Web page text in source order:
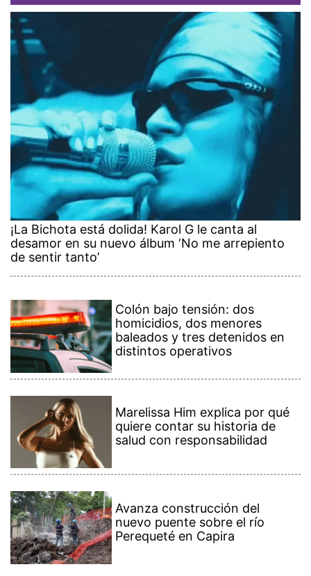
¡La Bichota está dolida! Karol G le canta al
desamor en su nuevo álbum ‘No me arrepiento
de sentir tanto’
Colón bajo tensión: dos
homicidios, dos menores
baleados y tres detenidos en
distintos operativos
Marelissa Him explica por qué
quiere contar su historia de
salud con responsabilidad
Avanza construcción del
nuevo puente sobre el río
Perequeté en Capira